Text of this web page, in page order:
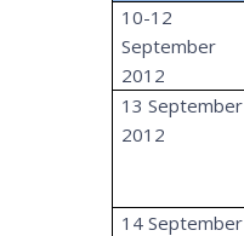
10-12
September
2012
13 September
2012
14 September